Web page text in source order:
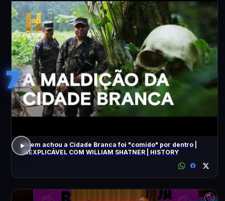
7
Quem achou a Cidade Branca foi "comido" por dentro |
INEXPLICÁVEL COM WILLIAM SHATNER | HISTORY